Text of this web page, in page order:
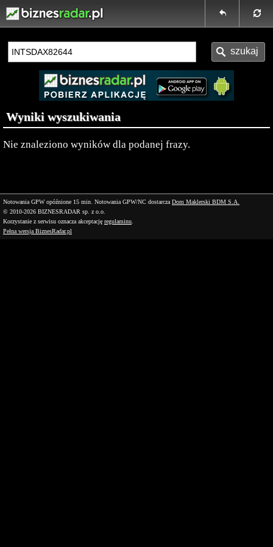
Wyniki wyszukiwania
Nie znaleziono wyników dla podanej frazy.
Notowania GPW opóźnione 15 min. Notowania GPW/NC dostarcza Dom Maklerski BDM S.A.
© 2010-2026 BIZNESRADAR sp. z o.o.
Korzystanie z serwisu oznacza akceptację regulaminu
Pełna wersja BiznesRadar.pl